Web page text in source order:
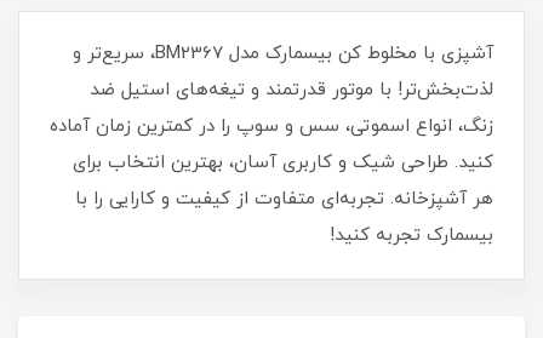
آشپزی با مخلوط کن بیسمارک مدل BM2367، سریع‌تر و
لذت‌بخش‌تر! با موتور قدرتمند و تیغه‌های استیل ضد
زنگ، انواع اسموتی، سس و سوپ را در کمترین زمان آماده
کنید. طراحی شیک و کاربری آسان، بهترین انتخاب برای
هر آشپزخانه. تجربه‌ای متفاوت از کیفیت و کارایی را با
بیسمارک تجربه کنید!